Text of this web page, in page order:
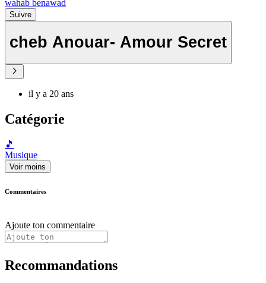
wahab benawad
Suivre
cheb Anouar- Amour Secret
il y a 20 ans
Catégorie
🎵
Musique
Voir moins
Commentaires
Ajoute ton commentaire
Recommandations